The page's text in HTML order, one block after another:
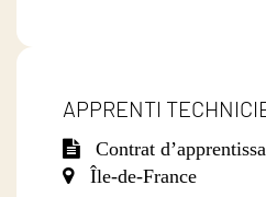
APPRENTI
Contrat
Île-de-France